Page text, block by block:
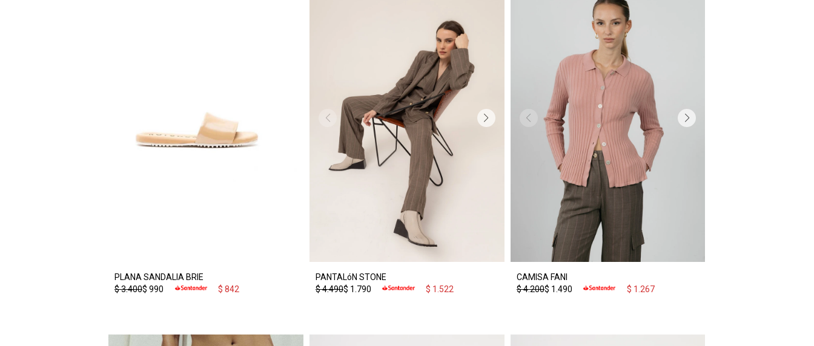
PLANA SANDALIA BRIE
$ 990
$3.400 $ 842
PANTALóN STONE
$ 1.790
$4.490 $ 1.522
CAMISA FANI
$ 1.490
$4.200 $ 1.267